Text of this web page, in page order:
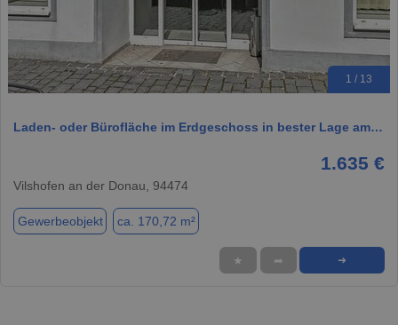
1 / 13
Laden- oder Bürofläche im Erdgeschoss in bester Lage am…
1.635 €
Vilshofen an der Donau, 94474
Gewerbeobjekt ca. 170,72 m²
★ ➦ ➜